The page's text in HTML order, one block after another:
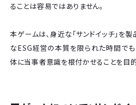
ることは容易ではありません。
本ゲームは、身近な「サンドイッチ」を
なESG経営の本質を限られた時間で
体に当事者意識を根付かせることを目